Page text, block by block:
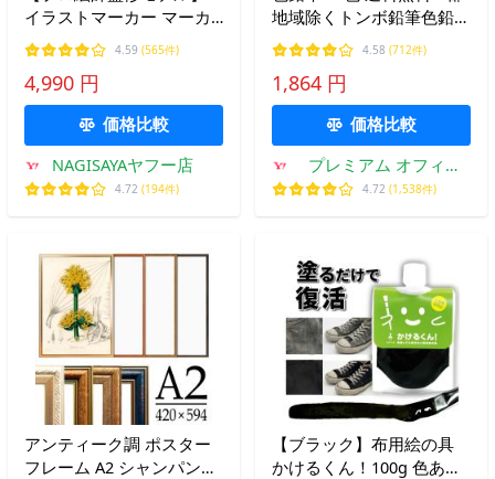
イラストマーカー マーカ
ーペン 72色80本セット イ
ラスト ペン アルコールマ
ーカー 匠彩
4.59 (565件)
4,990 円
価格比較
NAGISAYAヤフー店
4.72 (194件)
地域除くトンボ鉛筆色鉛筆
36色セットCB-NQ36C缶入
り メール便発送 爆買
4.58 (712件)
1,864 円
価格比較
プレミアム オフィス
コレクション
4.72 (1,538件)
アンティーク調 ポスター
フレーム A2 シャンパンゴ
【ブラック】布用絵の具
かけるくん！100g 色あせ